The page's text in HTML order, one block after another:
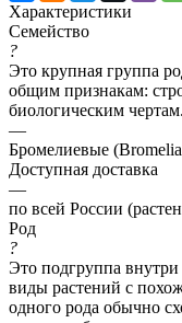
Характеристики
Семейство
?
Это крупная группа
общим признакам:
биологическим чертам.
—
Бромелиевые
Доступная доставка
—
по всей России
Род
?
Это подгруппа
виды растений с
одного рода обычно